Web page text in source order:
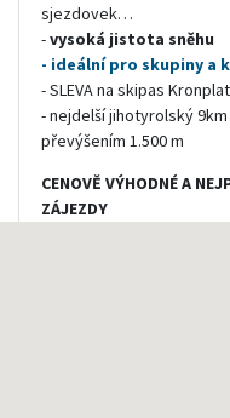
sjezdovek…
-vysoká jistota sněhu
- ideální pro skupiny a
- SLEVA na skipas
- nejdelší jihotyrolský
převýšením 1.500 m
CENOVĚ VÝHODNÉA
ZÁJEZDY